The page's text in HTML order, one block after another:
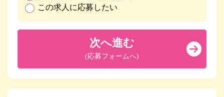
この求人に応募したい
次へ進む
(応募フォームへ)